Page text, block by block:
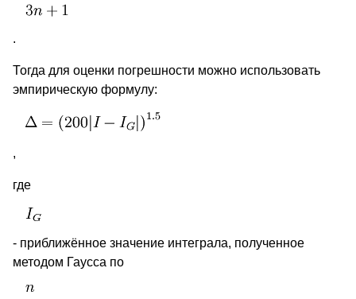
.
Тогда для оценки погрешности можно использовать
эмпирическую формулу:
,
где
- приближённое значение интеграла, полученное
методом Гаусса по